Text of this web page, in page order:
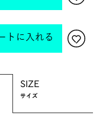
トに入れる
SIZE
サイズ